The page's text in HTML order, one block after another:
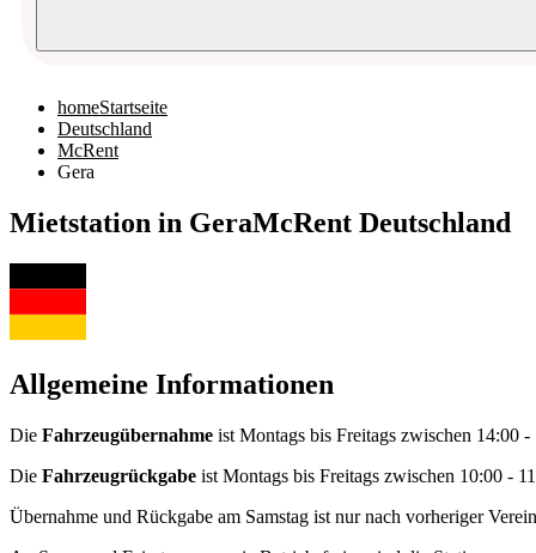
homeStartseite
Deutschland
McRent
Gera
Mietstation in GeraMcRent Deutschland
Allgemeine Informationen
Die Fahrzeugübernahme ist Montags bis Freitags zwischen 14:00
Die Fahrzeugrückgabe ist Montags bis Freitags zwischen 10:00 -
Übernahme und Rückgabe am Samstag ist nur nach vorheriger